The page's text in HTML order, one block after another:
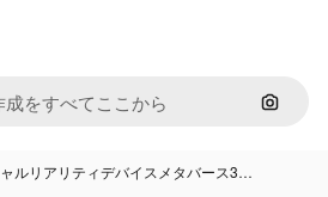
画像で
ルリアリティデバイスメタバース3…